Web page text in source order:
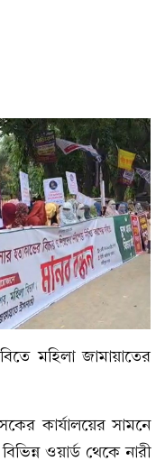
মহিলা জামায়াতের
কার্যালয়ের সামনে
ওয়ার্ড থেকে নারী